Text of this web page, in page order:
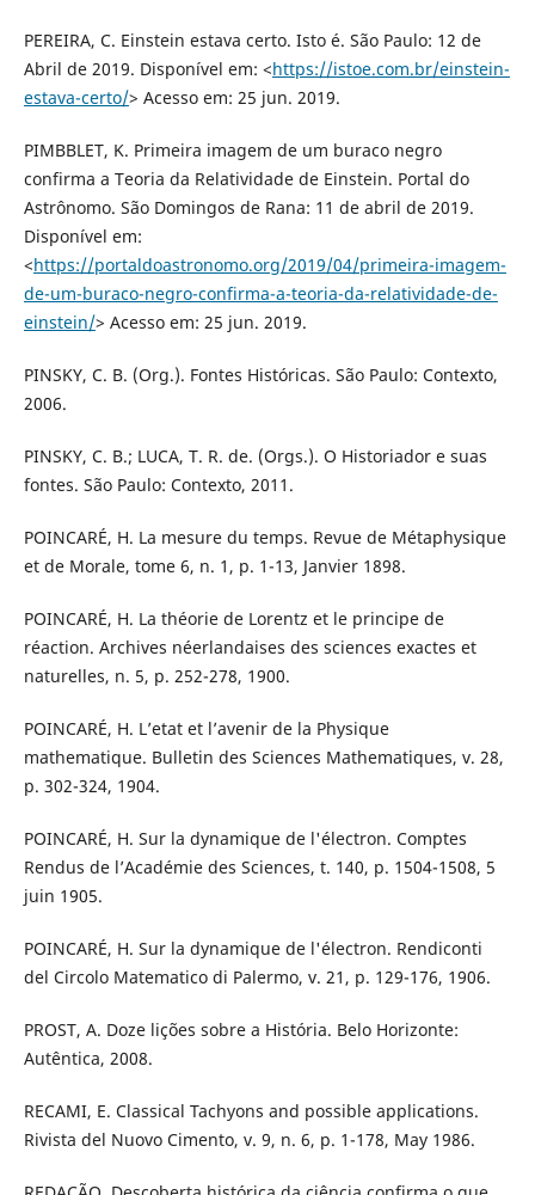
PEREIRA, C. Einstein estava certo. Isto é. São Paulo: 12 de
Abril de 2019. Disponível em: <https://istoe.com.br/einstein-
estava-certo/> Acesso em: 25 jun. 2019.
PIMBBLET, K. Primeira imagem de um buraco negro
confirma a Teoria da Relatividade de Einstein. Portal do
Astrônomo. São Domingos de Rana: 11 de abril de 2019.
Disponível em:
<https://portaldoastronomo.org/2019/04/primeira-imagem-
de-um-buraco-negro-confirma-a-teoria-da-relatividade-de-
einstein/> Acesso em: 25 jun. 2019.
PINSKY, C. B. (Org.). Fontes Históricas. São Paulo: Contexto,
2006.
PINSKY, C. B.; LUCA, T. R. de. (Orgs.). O Historiador e suas
fontes. São Paulo: Contexto, 2011.
POINCARÉ, H. La mesure du temps. Revue de Métaphysique
et de Morale, tome 6, n. 1, p. 1-13, Janvier 1898.
POINCARÉ, H. La théorie de Lorentz et le principe de
réaction. Archives néerlandaises des sciences exactes et
naturelles, n. 5, p. 252-278, 1900.
POINCARÉ, H. L’etat et l’avenir de la Physique
mathematique. Bulletin des Sciences Mathematiques, v. 28,
p. 302-324, 1904.
POINCARÉ, H. Sur la dynamique de l'électron. Comptes
Rendus de l’Académie des Sciences, t. 140, p. 1504-1508, 5
juin 1905.
POINCARÉ, H. Sur la dynamique de l'électron. Rendiconti
del Circolo Matematico di Palermo, v. 21, p. 129-176, 1906.
PROST, A. Doze lições sobre a História. Belo Horizonte:
Autêntica, 2008.
RECAMI, E. Classical Tachyons and possible applications.
Rivista del Nuovo Cimento, v. 9, n. 6, p. 1-178, May 1986.